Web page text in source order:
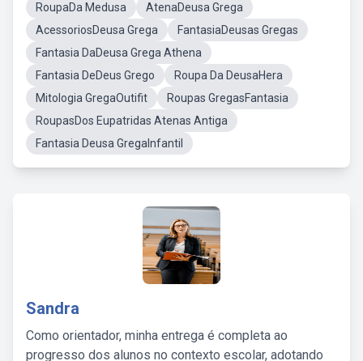
RoupaDa Medusa
AtenaDeusa Grega
AcessoriosDeusa Grega
FantasiaDeusas Gregas
Fantasia DaDeusa Grega Athena
Fantasia DeDeus Grego
Roupa Da DeusaHera
Mitologia GregaOutifit
Roupas GregasFantasia
RoupasDos Eupatridas Atenas Antiga
Fantasia Deusa GregaInfantil
Sandra
Como orientador, minha entrega é completa ao
progresso dos alunos no contexto escolar, adotando